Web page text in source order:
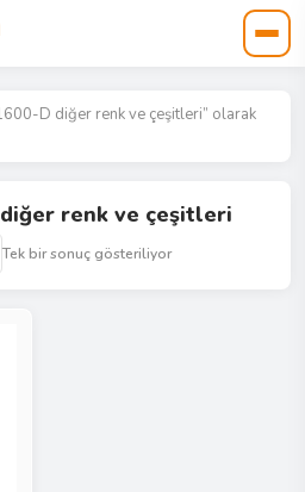
D diğer renk ve çeşitleri” olarak
renk ve çeşitleri
Tek bir sonuç gösteriliyor